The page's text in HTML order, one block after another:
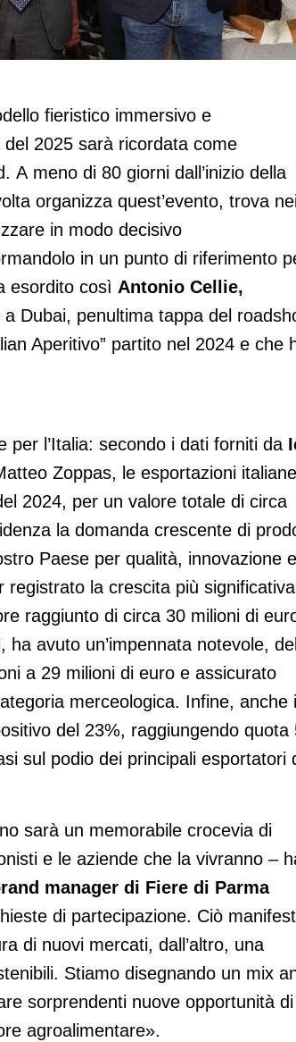
fieristico
fieristico immersivo e
del 2025 sarà ricordata come
A meno di 80 giorni dall’inizio della
organizza quest’evento, trova
in modo decisivo
in un punto di riferimento
esordito così Antonio Cellie,
a Dubai, penultima tappa del
Aperitivo” partito nel 2024 e che
per l’Italia: secondo i dati forniti da
Zoppas, le esportazioni italiane
2024, per un valore totale di circa
la domanda crescente di
Paese per qualità, innovazione e
la crescita più significativa
raggiunto di circa 30 milioni di
avuto un’impennata notevole, del
a 29 milioni di euro e assicurato
merceologica. Infine, anche i
del 23%, raggiungendo quota
sul podio dei principali esportatori
sarà un memorabile crocevia di
e le aziende che la vivranno –
manager di Fiere di Parma
di partecipazione. Ciò
di nuovi mercati, dall’altro, una
Stiamo disegnando un mix
sorprendenti nuove opportunità di
agroalimentare».